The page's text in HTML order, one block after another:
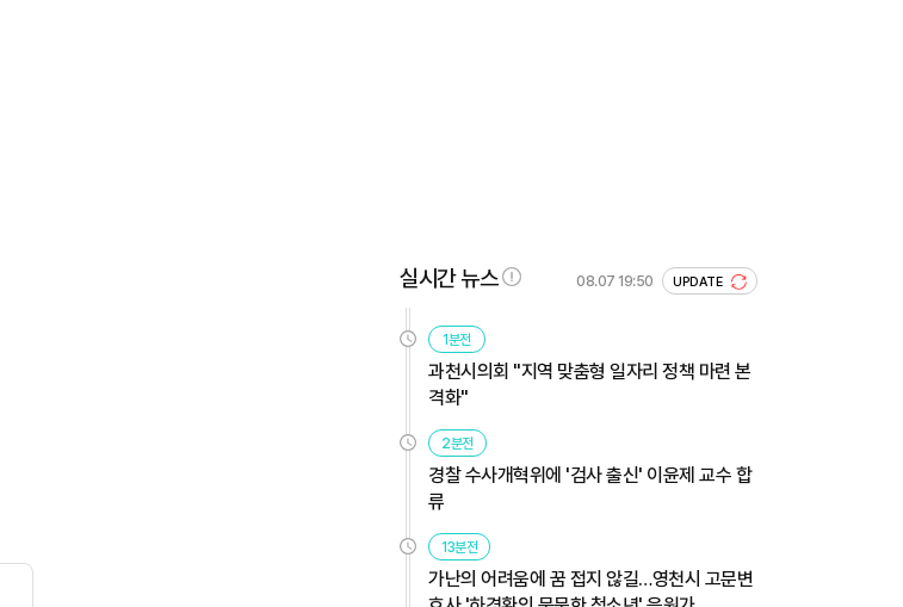
실시간 뉴스 08.07 19:50 UPDATE
1분전
과천시의회 "지역 맞춤형 일자리 정책 마련 본
격화"
2분전
경찰 수사개혁위에 '검사 출신' 이윤제 교수 합
류
13분전
가난의 어려움에 꿈 접지 않길…영천시 고문변